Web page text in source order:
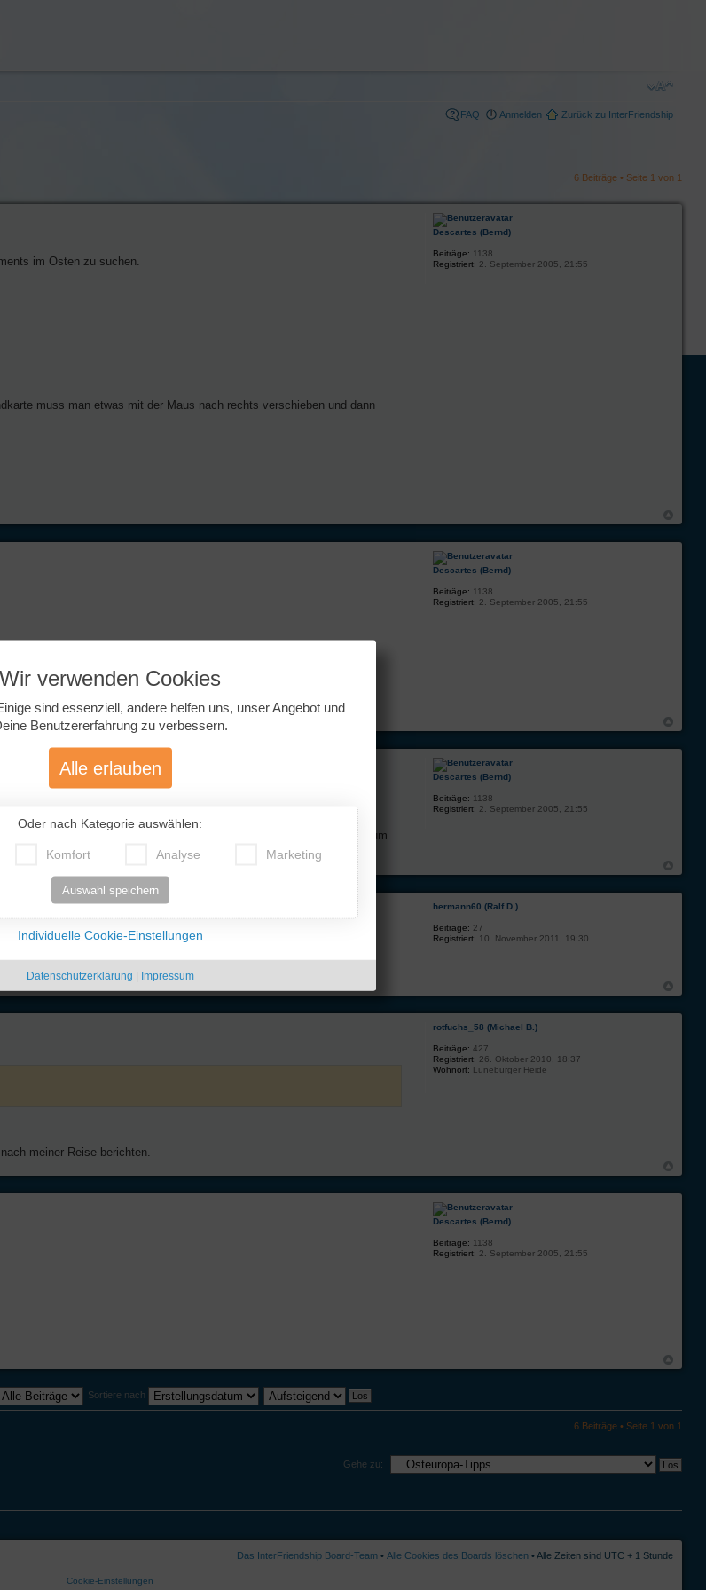
FAQ Anmelden Zurück zu InterFriendship
6 Beiträge • Seite 1 von 1
im Osten zu suchen.
muss man etwas mit der Maus nach rechts verschieben und dann
Descartes (Bernd)
Beiträge: 1138
Registriert: 2. September 2005, 21:55
Descartes (Bernd)
Beiträge: 1138
Registriert: 2. September 2005, 21:55
umgehend Kontakt aufnehmen kann.
ist. Oder aber man simst, man braucht nur sehr wenig russisch, um
Descartes (Bernd)
Beiträge: 1138
Registriert: 2. September 2005, 21:55
hermann60 (Ralf D.)
Beiträge: 27
Registriert: 10. November 2011, 19:30
meiner Reise berichten.
rotfuchs_58 (Michael B.)
Beiträge: 427
Registriert: 26. Oktober 2010, 18:37
Wohnort: Lüneburger Heide
Descartes (Bernd)
Beiträge: 1138
Registriert: 2. September 2005, 21:55
Sortiere nach
6 Beiträge • Seite 1 von 1
Gehe zu:
Das InterFriendship Board-Team • Alle Cookies des Boards löschen • Alle Zeiten sind UTC + 1 Stunde
Cookie-Einstellungen
Wir verwenden Cookies
sind essenziell, andere helfen uns, unser Angebot und
Benutzererfahrung zu verbessern.
Alle erlauben
Oder nach Kategorie auswählen:
Komfort Analyse Marketing
Auswahl speichern
Individuelle Cookie-Einstellungen
Datenschutzerklärung | Impressum